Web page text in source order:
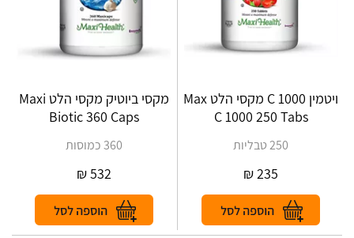
ויטמין C 1000 מקסי הלט Max
C 1000 250 Tabs
250 טבליות
235
₪
מקסי ביוטיק מקסי הלט Maxi
Biotic 360 Caps
360 כמוסות
532
₪